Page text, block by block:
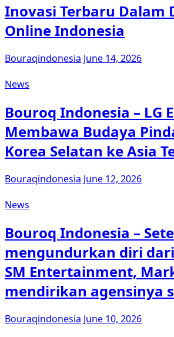
Inovasi Terbaru Dalam
Online Indonesia
Bouraqindonesia June 14, 2026
News
Bouroq Indonesia – LG
Membawa Budaya
Korea Selatan ke Asia
Bouraqindonesia June 12, 2026
News
Bouroq Indonesia –
mengundurkan diri dari
SM Entertainment,
mendirikan agensinya
Bouraqindonesia June 10, 2026